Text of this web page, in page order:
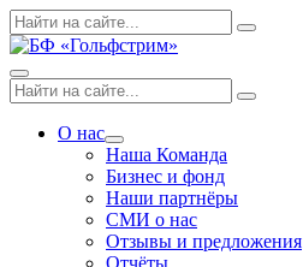
Skip
to
Поиск
по:
Search
Menu
Поиск
по:
Search
О нас
Expand
dropdown
Наша Команда
Бизнес и фонд
Наши партнёры
СМИ о нас
Отзывы и предложения
Отчёты